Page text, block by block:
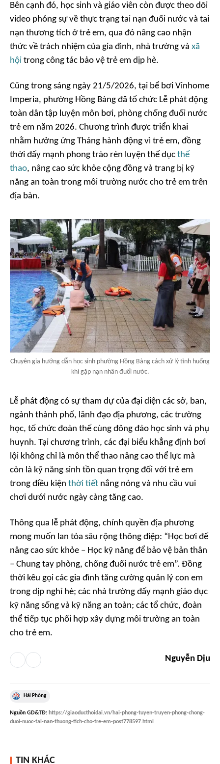
Bên cạnh đó, học sinh và giáo viên còn được theo dõi
video phóng sự về thực trạng tai nạn đuối nước và tai
nạn thương tích ở trẻ em, qua đó nâng cao nhận
thức về trách nhiệm của gia đình, nhà trường và xã
hội trong công tác bảo vệ trẻ em dịp hè.
Cũng trong sáng ngày 21/5/2026, tại bể bơi Vinhome
Imperia, phường Hồng Bàng đã tổ chức Lễ phát động
toàn dân tập luyện môn bơi, phòng chống đuối nước
trẻ em năm 2026. Chương trình được triển khai
nhằm hưởng ứng Tháng hành động vì trẻ em, đồng
thời đẩy mạnh phong trào rèn luyện thể dục thể
thao, nâng cao sức khỏe cộng đồng và trang bị kỹ
năng an toàn trong môi trường nước cho trẻ em trên
địa bàn.
Chuyên gia hướng dẫn học sinh phường Hồng Bàng cách xử lý tình huống
khi gặp nạn nhân đuối nước.
Lễ phát động có sự tham dự của đại diện các sở, ban,
ngành thành phố, lãnh đạo địa phương, các trường
học, tổ chức đoàn thể cùng đông đảo học sinh và phụ
huynh. Tại chương trình, các đại biểu khẳng định bơi
lội không chỉ là môn thể thao nâng cao thể lực mà
còn là kỹ năng sinh tồn quan trọng đối với trẻ em
trong điều kiện thời tiết nắng nóng và nhu cầu vui
chơi dưới nước ngày càng tăng cao.
Thông qua lễ phát động, chính quyền địa phương
mong muốn lan tỏa sâu rộng thông điệp: “Học bơi để
nâng cao sức khỏe – Học kỹ năng để bảo vệ bản thân
– Chung tay phòng, chống đuối nước trẻ em”. Đồng
thời kêu gọi các gia đình tăng cường quản lý con em
trong dịp nghỉ hè; các nhà trường đẩy mạnh giáo dục
kỹ năng sống và kỹ năng an toàn; các tổ chức, đoàn
thể tiếp tục phối hợp xây dựng môi trường an toàn
cho trẻ em.
Nguyễn Dịu
Hải Phòng
Nguồn GD&TĐ: https://giaoducthoidai.vn/hai-phong-tuyen-truyen-phong-chong-
duoi-nuoc-tai-nan-thuong-tich-cho-tre-em-post778597.html
TIN KHÁC